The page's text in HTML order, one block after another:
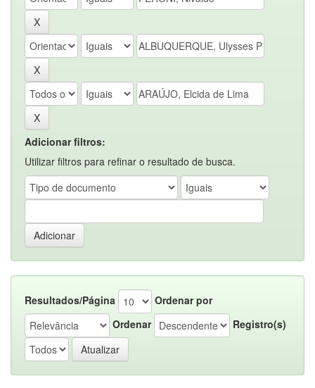
Adicionar filtros:
Utilizar filtros para refinar o resultado de busca.
Resultados/Página
Ordenar por
Ordenar
Registro(s)